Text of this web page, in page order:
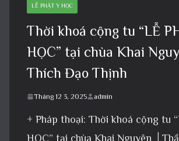
LỄ PHẬT Y HỌC
Thời khoá cộng tu “LỄ
HỌC” tại chùa Khai
Thích Đạo Thịnh
Tháng 12 3, 2025 admin
+ Pháp thoại: Thời khoá cộng tu
HỌC” tại chùa Khai Nguyên